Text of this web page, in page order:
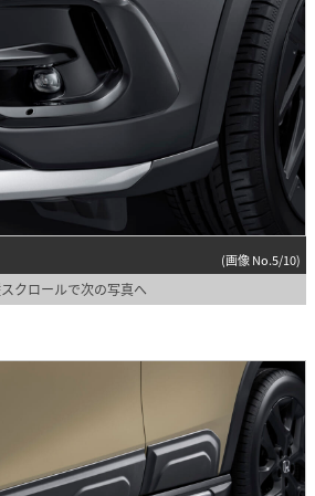
(画像 No.5/10)
クロールで次の写真へ